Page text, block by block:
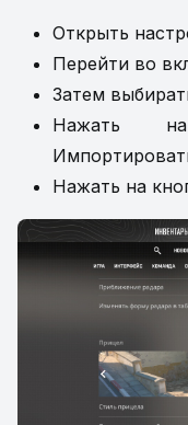
Открыть
Перейти во
Затем
Нажать
Нажать на